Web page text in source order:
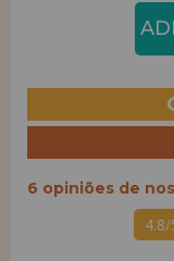
6 opiniões de
4.8/